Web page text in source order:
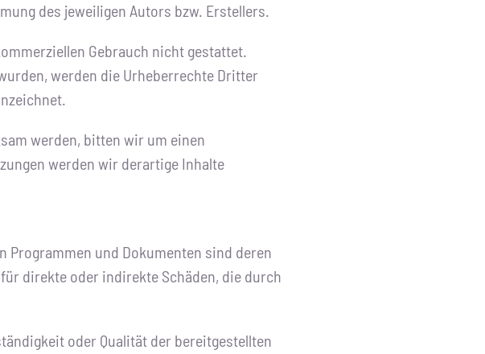
des jeweiligen Autors bzw. Erstellers.
Gebrauch nicht gestattet.
werden die Urheberrechte Dritter
werden, bitten wir um einen
werden wir derartige Inhalte
Programmen und Dokumenten sind deren
direkte oder indirekte Schäden, die durch
oder Qualität der bereitgestellten